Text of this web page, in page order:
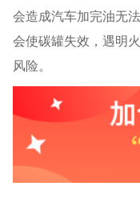
会造成汽车加完油无
会使碳罐失效，遇明
风险。